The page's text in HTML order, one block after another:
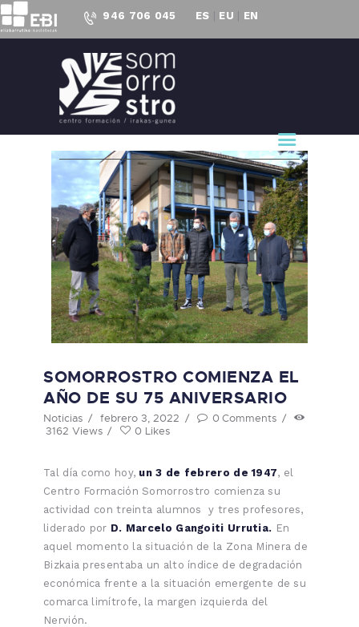
946 706 045 ES EU EN
CENTRO FORMACIÓN
SOMORROSTRO
CF Somorrostro
NUESTRO CENTRO
FORMACIÓN
ACTUALIDAD
PROYECTOS
ACCESO AL
EMPLEO
SOMORROSTRO COMIENZA EL
AÑO DE SU 75 ANIVERSARIO
Noticias febrero 3, 2022 0 Comments
3162 Views 0 Likes
Tal día como hoy, un 3 de febrero de 1947, el
Centro Formación Somorrostro comienza su
actividad con treinta alumnos y tres profesores,
liderado por D. Marcelo Gangoiti Urrutia. En
aquel momento la situación de la Zona Minera de
Bizkaia presentaba un alto índice de degradación
económica frente a la situación emergente de su
comarca limítrofe, la margen izquierda del
Nervión.